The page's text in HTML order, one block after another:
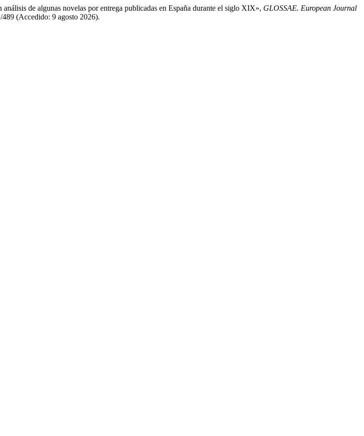
de algunas novelas por entrega publicadas en España durante el siglo XIX», GLOSSAE. European Journal
(Accedido: 9 agosto 2026).